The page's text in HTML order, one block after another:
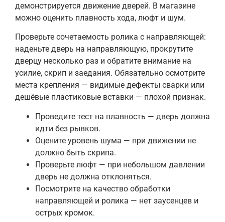
демонстрируется движение дверей. В магазине
можно оценить плавность хода, люфт и шум.
Проверьте сочетаемость ролика с направляющей:
наденьте дверь на направляющую, прокрутите
дверцу несколько раз и обратите внимание на
усилие, скрип и заедания. Обязательно осмотрите
места крепления — видимые дефекты сварки или
дешёвые пластиковые вставки — плохой признак.
Проведите тест на плавность — дверь должна
идти без рывков.
Оцените уровень шума — при движении не
должно быть скрипа.
Проверьте люфт — при небольшом давлении
дверь не должна отклоняться.
Посмотрите на качество обработки
направляющей и ролика — нет заусенцев и
острых кромок.